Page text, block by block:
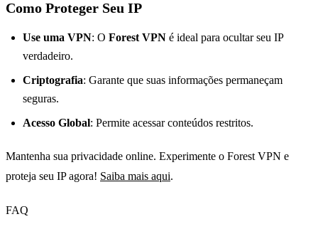
Como Proteger Seu IP
Use uma VPN: O Forest VPN é ideal para ocultar seu IP
verdadeiro.
Criptografia: Garante que suas informações permaneçam
seguras.
Acesso Global: Permite acessar conteúdos restritos.
Mantenha sua privacidade online. Experimente o Forest VPN e
proteja seu IP agora! Saiba mais aqui.
FAQ